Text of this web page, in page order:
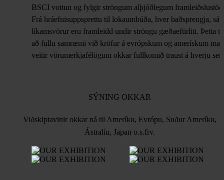
BSCI vottun og fylgir ströngum alþjóðlegum
Frá hráefnisuppsprettu til lokaumbúða, hver baðsprengja,
líkamsvörur eru framleidd undir ströngu gæðaeftirliti. Þetta
að fullu samræmi við kröfur á evrópskum og amerískum
veitir vörumerkjafélögum okkar fullkomið traust á hverju
SÝNING OKKAR
Viðskiptavinir okkar ná til Ameríku, Evrópu, Suður Ameríku,
Ástralíu, Japan o.s.frv.